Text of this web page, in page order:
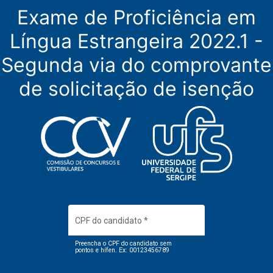
Exame de Proficiência em
Língua Estrangeira 2022.1 -
Segunda via do comprovante
de solicitação de isenção
CPF do candidato *
Preencha o CPF do candidato sem
pontos e hífen. Ex: 00123456789